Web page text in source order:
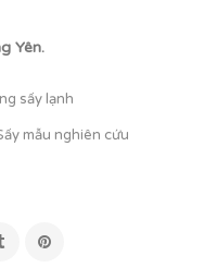
Yên.
sấy lạnh
mẫu nghiên cứu